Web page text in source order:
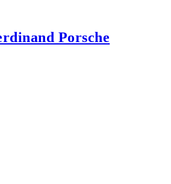
Porsche